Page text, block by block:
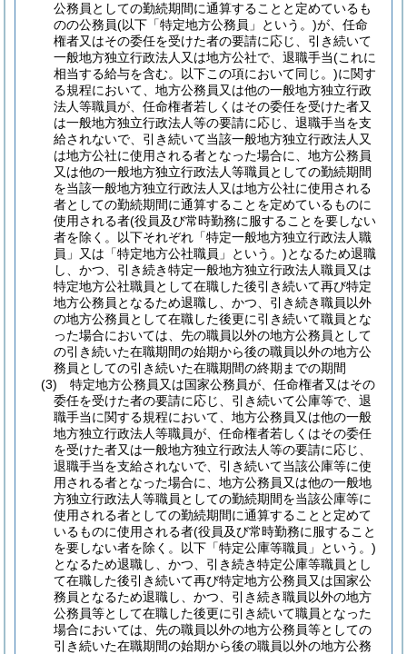
公務員としての勤続期間に通算することと定めているも
のの公務員(以下「特定地方公務員」という。)が、任命
権者又はその委任を受けた者の要請に応じ、引き続いて
一般地方独立行政法人又は地方公社で、退職手当(これに
相当する給与を含む。以下この項において同じ。)に関す
る規程において、地方公務員又は他の一般地方独立行政
法人等職員が、任命権者若しくはその委任を受けた者又
は一般地方独立行政法人等の要請に応じ、退職手当を支
給されないで、引き続いて当該一般地方独立行政法人又
は地方公社に使用される者となった場合に、地方公務員
又は他の一般地方独立行政法人等職員としての勤続期間
を当該一般地方独立行政法人又は地方公社に使用される
者としての勤続期間に通算することを定めているものに
使用される者(役員及び常時勤務に服することを要しない
者を除く。以下それぞれ「特定一般地方独立行政法人職
員」又は「特定地方公社職員」という。)となるため退職
し、かつ、引き続き特定一般地方独立行政法人職員又は
特定地方公社職員として在職した後引き続いて再び特定
地方公務員となるため退職し、かつ、引き続き職員以外
の地方公務員として在職した後更に引き続いて職員とな
った場合においては、先の職員以外の地方公務員として
の引き続いた在職期間の始期から後の職員以外の地方公
務員としての引き続いた在職期間の終期までの期間
(3)
特定地方公務員又は国家公務員が、任命権者又はその
委任を受けた者の要請に応じ、引き続いて公庫等で、退
職手当に関する規程において、地方公務員又は他の一般
地方独立行政法人等職員が、任命権者若しくはその委任
を受けた者又は一般地方独立行政法人等の要請に応じ、
退職手当を支給されないで、引き続いて当該公庫等に使
用される者となった場合に、地方公務員又は他の一般地
方独立行政法人等職員としての勤続期間を当該公庫等に
使用される者としての勤続期間に通算することと定めて
いるものに使用される者(役員及び常時勤務に服すること
を要しない者を除く。以下「特定公庫等職員」という。)
となるため退職し、かつ、引き続き特定公庫等職員とし
て在職した後引き続いて再び特定地方公務員又は国家公
務員となるため退職し、かつ、引き続き職員以外の地方
公務員等として在職した後更に引き続いて職員となった
場合においては、先の職員以外の地方公務員等としての
引き続いた在職期間の始期から後の職員以外の地方公務